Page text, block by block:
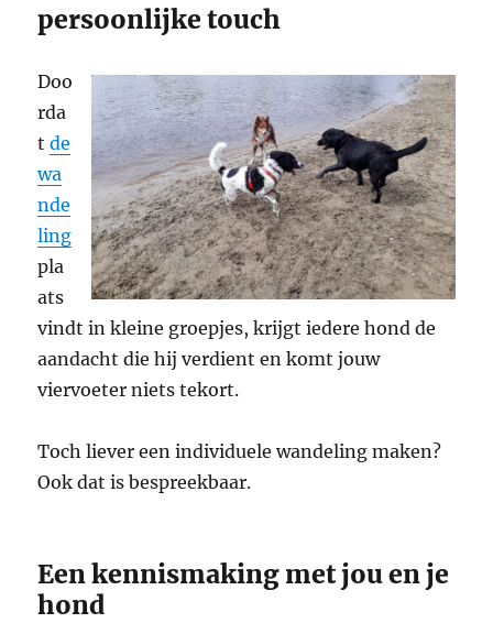
persoonlijke touch
Doo
rda
tde
wa
nde
ling
pla
ats
vindt in kleine groepjes, krijgt iedere hond de
aandacht die hij verdient en komt jouw
viervoeter niets tekort.
Toch liever een individuele wandeling maken?
Ook dat is bespreekbaar.
Een kennismaking met jou en je
hond